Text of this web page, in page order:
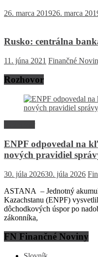
26. marca 201926. marca
Rusko: centrálna
11. júna 2021 Finančné
Rozhovor
ENPF odpovedal na
nových pravidiel
30. júla 202630. júla 2026
ASTANA – Jednotný
Kazachstanu (ENPF)
dôchodkových úspor po
zákonníka,
FN Finančné Noviny